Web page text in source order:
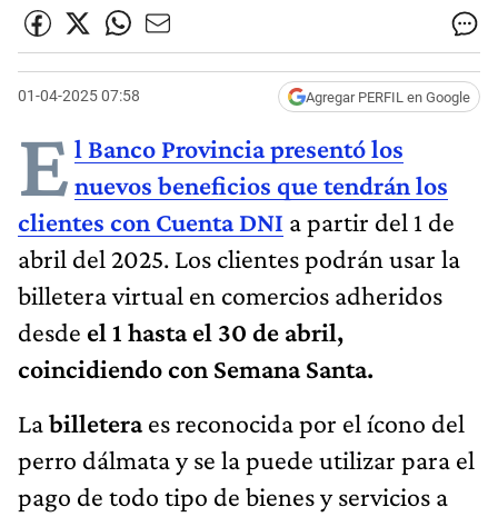
01-04-2025 07:58 Agregar PERFIL en Google
E l Banco Provincia presentó los
nuevos beneficios que tendrán los
clientes con Cuenta DNI a partir del 1 de
abril del 2025. Los clientes podrán usar la
billetera virtual en comercios adheridos
desde el 1 hasta el 30 de abril,
coincidiendo con Semana Santa.
Labilleteraes reconocida por el ícono del
perro dálmata y se la puede utilizar para el
pago de todo tipo de bienes y servicios a